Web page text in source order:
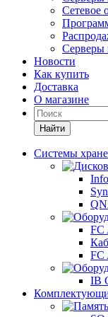
Сетевое
Серверы
Новости
Как купить
Доставка
О магазине
Найти
Системы
FC
FC
IB